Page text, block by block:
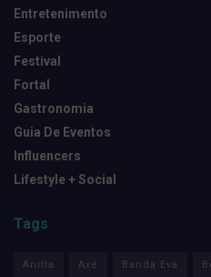
Entretenimento
Esporte
Festival
Fortal
Gastronomia
Guia De Eventos
Influencers
Lifestyle + Social
Tags
Anitta Axé Banda Eva